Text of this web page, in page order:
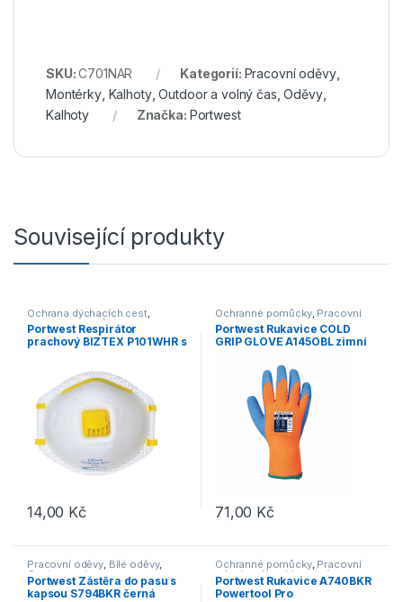
SKU:C701NAR Kategorií: Pracovní oděvy,
Montérky, Kalhoty,Outdoor a volný čas ,Oděvy,
Kalhoty
Značka: Portwest
Související produkty
Ochrana dýchacích cest,
Ochranné pomůcky
Portwest Respirátor
prachový BIZTEX P101WHR s
14,00 Kč
Ochranné pomůcky, Pracovní
rukavice ,Máčené
Portwest Rukavice COLD
GRIP GLOVE A145OBL zimní
71,00 Kč
Tento produkt má více
Pracovní oděvy, Bílé oděvy,
Gastronomie
Portwest Zástěra do pasu s
kapsou S794BKR černá
Ochranné pomůcky, Pracovní
rukavice ,Kombinované
Portwest Rukavice A740BKR
Powertool Pro